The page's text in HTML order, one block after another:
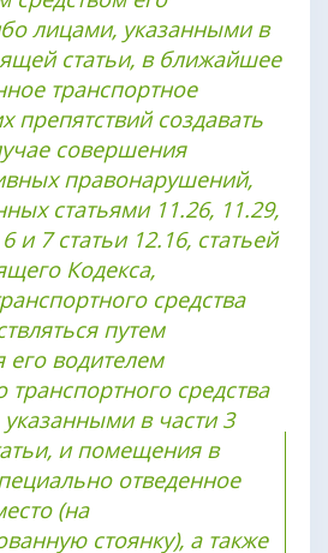
лицами, указанными в
статьи, в ближайшее
транспортное
препятствий создавать
совершения
правонарушений,
статьями 11.26, 11.29,
и 7 статьи 12.16, статьей
Кодекса,
средства
путем
водителем
транспортного средства
в части 3
и помещения в
отведенное
(на
стоянку), а также